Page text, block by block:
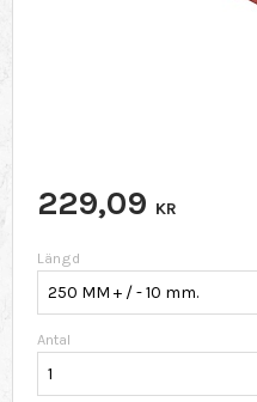
229,09 KR
Längd
Antal